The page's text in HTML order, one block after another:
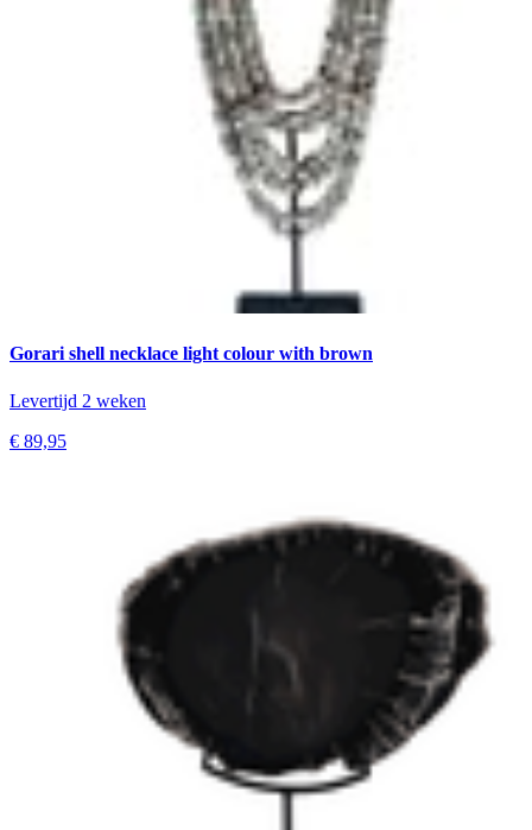
Gorari shell necklace light colour with brown
Levertijd 2 weken
€ 89,95